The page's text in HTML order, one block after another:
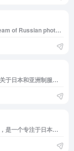
<p>AirPano is a VR project created by a team of Russian photographers focused on taking high-resolution aerial 360° photographs and 360° video. Today AirPano is the largest virtual travel resource in the world &#8212; by geographical coverage, number of aerial photographs, and artistic and technical quality of the images — featuring 360° panoramas and 360° videos of the highest quality shot from a bird&#8217;s eye view.</p><p>AirPano 是由一个俄罗斯摄影师团队创建的虚拟现实项目，专注于拍摄高分辨率的空中 360°照片和 360°视频。如今，AirPano 是世界上最大的虚拟旅行资源——就地理覆盖范围、航拍照片数量以及图像的艺术和技术质量而言——以从鸟瞰视角拍摄的最高质量的 360°全景图和 360°视频为特色。</p><img decoding="async" data-src="//www.40000.net/wp-content/uploads/2024/12/20241215075924-675e8c5c6a362.png" src="https://www.40000.net/wp-content/themes/onenav/images/t.png" alt="环游世界"><p>&nbsp;</p>
<p>一个专注于制服文化的台湾网站，特别是关于日本和亚洲制服的展示和资料。</p><p>Uniform Wingzero 是一个提供详细制服信息和图片的网站，涵盖了各种制服类型，包括学校制服、工作制服以及其他制服类别。该网站旨在为制服爱好者提供一个全面的制服图鉴和相关信息。</p><img decoding="async" data-src="//www.40000.net/wp-content/uploads/2024/12/20241215075937-675e8c6929f06.png" src="https://www.40000.net/wp-content/themes/onenav/images/t.png" alt="制服地圖">
<p>Seihuku Zukan，中文可译为“制服图鉴”，是一个专注于日本制服文化的在线资源。网站主要展示各种制服的图片和信息，特别是学校制服和工作制服。该网站的目标是提供详细的制服信息，并展示不同类型制服的设计和特色。</p><img decoding="async" data-src="//www.40000.net/wp-content/uploads/2024/12/20241215075941-675e8c6d1e909.png" src="https://www.40000.net/wp-content/themes/onenav/images/t.png" alt="日本高校制服">